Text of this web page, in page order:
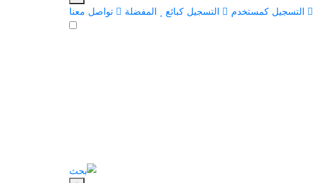
التسجيل كمستخدم التسجيل كبائع المفضلة تواصل معنا